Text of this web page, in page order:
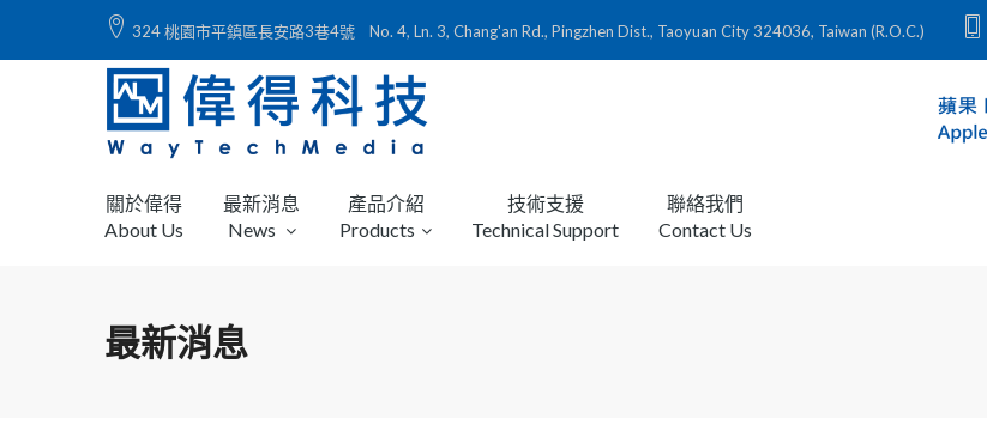
324 桃園市平鎮區長安路3巷4號 No. 4, Ln. 3, Chang'an Rd., Pingzhen Dist., Taoyuan City 324036, Taiwan (R.O.C.)
關於偉得
About Us
最新消息
News
產品介紹
Products
技術支援
Technical Support
聯絡我們
Contact Us
最新消息